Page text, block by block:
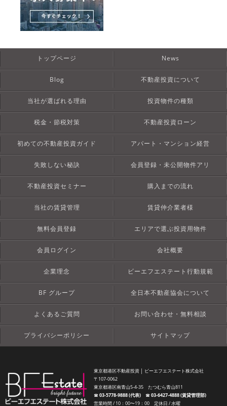
トップページ News
Blog 不動産投資について
当社が選ばれる理由 投資物件の種類
税金・節税対策 不動産投資ローン
初めての不動産投資ガイド アパート・マンション経営
失敗しない秘訣 会員登録・未公開物件アリ
不動産投資セミナー 購入までの流れ
当社の賃貸管理 賃貸仲介業者様
無料会員登録 エリアで選ぶ投資用物件
会員ログイン 会社概要
企業理念 ビーエフエステート行動規範
BF グループ 全日本不動産協会について
よくあるご質問 お問い合わせ・無料相談
プライバシーポリシー サイトマップ
東京都港区不動産投資 │ ビーエフエステート株式会社
〒107-0062
東京都港区南青山5-4-35 たつむら青山811
☎︎03-5778-9888 (代表)☎︎03-6427-4888 (賃貸管理部)
営業時間 / 10：00〜19：00 定休日 / 水曜